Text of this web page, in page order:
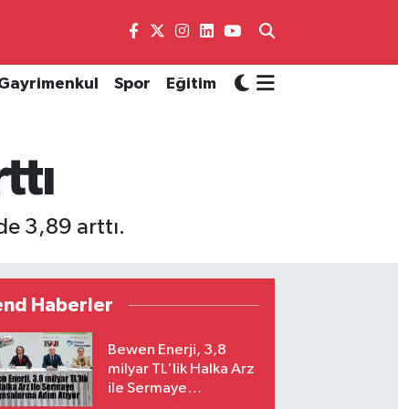
Spor Eğitim
3,89 arttı.
Haberler
Bewen Enerji, 3,8
milyar TL'lik Halka Arz
ile Sermaye